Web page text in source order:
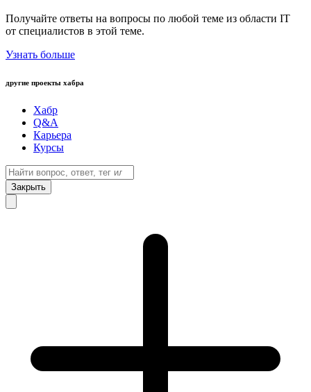
Получайте ответы на вопросы по любой теме из области IT
от специалистов в этой теме.
Узнать больше
другие проекты хабра
Хабр
Q&A
Карьера
Курсы
Закрыть